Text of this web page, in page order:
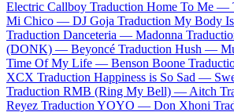
Electric Callboy Traduction Home To Me —
Mi Chico — DJ Goja Traduction My Body
Traduction Danceteria — Madonna
(DONK) — Beyoncé Traduction Hush —
Time Of My Life — Benson Boone
XCX Traduction Happiness is So Sad —
Traduction RMB (Ring My Bell) — Aitch
Reyez Traduction YOYO — Don Xhoni